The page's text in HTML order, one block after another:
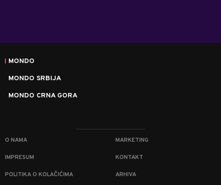
MONDO
MONDO SRBIJA
MONDO CRNA GORA
O NAMA MARKETING
IMPRESUM KONTAKT
POLITIKA O KOLAČIĆIMA ARHIVA